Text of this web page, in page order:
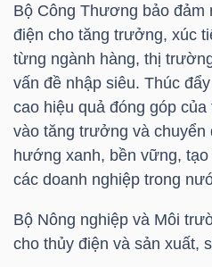
Bộ Công Thương bảo đảm
điện cho tăng trưởng, xúc
từng ngành hàng, thị
vấn đề nhập siêu. Thúc
cao hiệu quả đóng góp
vào tăng trưởng và
hướng xanh, bền vững,
các doanh nghiệp trong
Bộ Nông nghiệp và Môi
cho thủy điện và sản xuất,
TRUYỀN